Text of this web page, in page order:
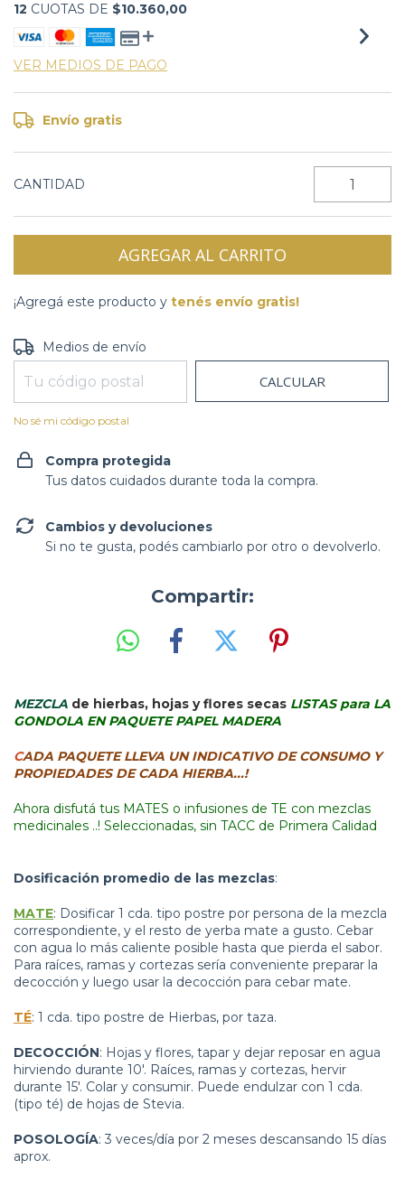
12 CUOTAS DE $10.360,00
VER MEDIOS DE PAGO
Envío gratis
CANTIDAD
¡Agregá este producto y tenés envío gratis!
Entregas para el CP:
Medios de envío
CALCULAR
No sé mi código postal
Compra protegida
Tus datos cuidados durante toda la compra.
Cambios y devoluciones
Si no te gusta, podés cambiarlo por otro o devolverlo.
Compartir:
MEZCLA de hierbas, hojas y flores secas LISTAS para LA
GONDOLA EN PAQUETE PAPEL MADERA
CADA PAQUETE LLEVA UN INDICATIVO DE CONSUMO Y
PROPIEDADES DE CADA HIERBA...!
Ahora disfutá tus MATES o infusiones de TE con mezclas
medicinales ..! Seleccionadas, sin TACC de Primera Calidad
Dosificación promedio de las mezclas:
MATE: Dosificar 1 cda. tipo postre por persona de la mezcla
correspondiente, y el resto de yerba mate a gusto. Cebar
con agua lo más caliente posible hasta que pierda el sabor.
Para raíces, ramas y cortezas sería conveniente preparar la
decocción y luego usar la decocción para cebar mate.
TÉ: 1 cda. tipo postre de Hierbas, por taza.
DECOCCIÓN: Hojas y flores, tapar y dejar reposar en agua
hirviendo durante 10'. Raíces, ramas y cortezas, hervir
durante 15'. Colar y consumir. Puede endulzar con 1 cda.
(tipo té) de hojas de Stevia.
POSOLOGÍA: 3 veces/día por 2 meses descansando 15 días
aprox.